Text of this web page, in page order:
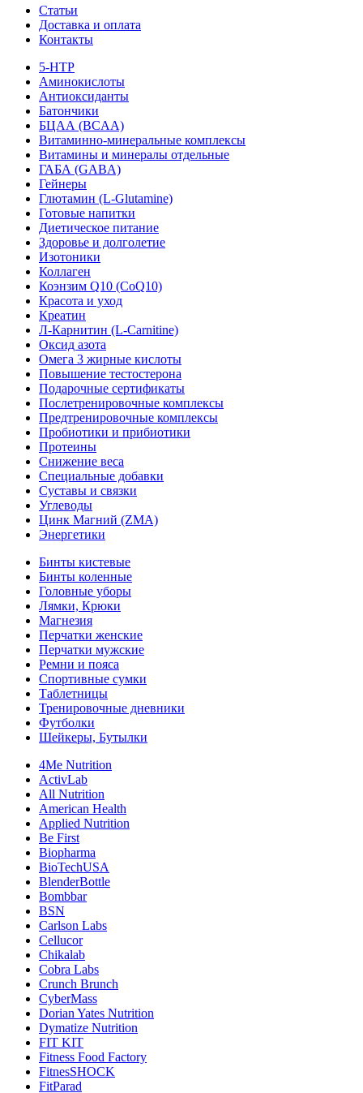
Статьи
Доставка и оплата
Контакты
5-HTP
Аминокислоты
Антиоксиданты
Батончики
БЦАА (BCAA)
Витаминно-минеральные комплексы
Витамины и минералы отдельные
ГАБА (GABA)
Гейнеры
Глютамин (L-Glutamine)
Готовые напитки
Диетическое питание
Здоровье и долголетие
Изотоники
Коллаген
Коэнзим Q10 (CoQ10)
Красота и уход
Креатин
Л-Карнитин (L-Сarnitine)
Оксид азота
Омега 3 жирные кислоты
Повышение тестостерона
Подарочные сертификаты
Послетренировочные комплексы
Предтренировочные комплексы
Пробиотики и прибиотики
Протеины
Снижение веса
Специальные добавки
Суставы и связки
Углеводы
Цинк Магний (ZMA)
Энергетики
Бинты кистевые
Бинты коленные
Головные уборы
Лямки, Крюки
Магнезия
Перчатки женские
Перчатки мужские
Ремни и пояса
Спортивные сумки
Таблетницы
Тренировочные дневники
Футболки
Шейкеры, Бутылки
4Me Nutrition
ActivLab
All Nutrition
American Health
Applied Nutrition
Be First
Biopharma
BioTechUSA
BlenderBottle
Bombbar
BSN
Carlson Labs
Cellucor
Chikalab
Cobra Labs
Crunch Brunch
CyberMass
Dorian Yates Nutrition
Dymatize Nutrition
FIT KIT
Fitness Food Factory
FitnesSHOCK
FitParad